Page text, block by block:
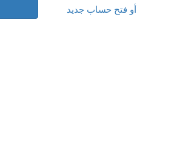
أو فتح حساب جديد